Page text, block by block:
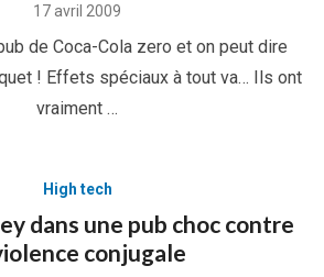
Posted
17 avril 2009
de Coca-Cola zero et on peut dire
! Effets spéciaux à tout va… Ils ont
vraiment …
High tech
dans une pub choc contre
conjugale